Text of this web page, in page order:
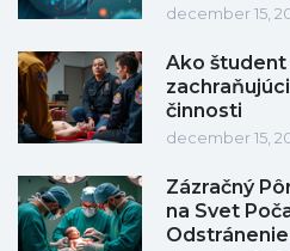
december 15,
Ako
činnosti
december 15,
Zázračný
na Svet